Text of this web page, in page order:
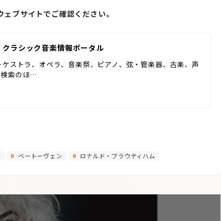
ブサイトでご確認ください。
ラシック音楽情報ポータル
ストラ、オペラ、音楽祭、ピアノ、弦・管楽器、古楽、声
検索のほ…
ベートーヴェン ロナルド・ブラウティハム